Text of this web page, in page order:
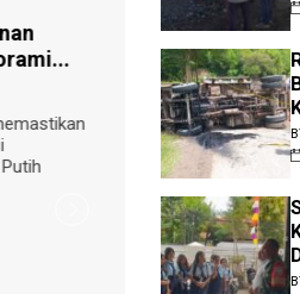
Pererat
TNI-Rakyat,
ROSSA •AGU 08 2026